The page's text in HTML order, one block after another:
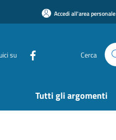
Accedi all'area personale
su Cerca
Tutti gli argomenti